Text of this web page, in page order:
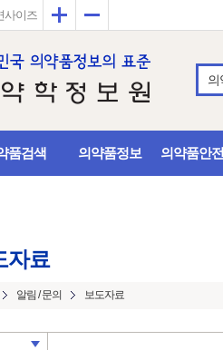
사이즈 확대
의
품검색 의약품정보 의약품안
자료
알림 / 문의 보도자료